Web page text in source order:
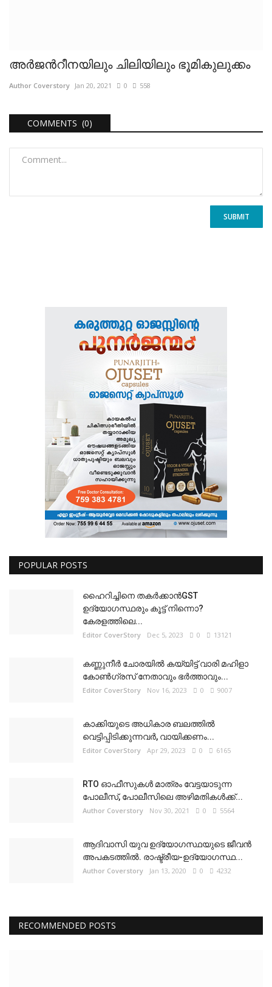
അർജന്‍റീനയിലും ചിലിയിലും ഭൂമികുലുക്കം
Author Coverstory Jan 20, 2021 0 558
COMMENTS (0)
SUBMIT
POPULAR POSTS
ഹൈറിച്ചിനെ തകർക്കാൻGST
ഉദ്യോഗസ്ഥരും കൂട്ട് നിന്നൊ?
കേരളത്തിലെ...
Editor CoverStory Dec 5, 2023 0 13121
കണ്ണുനീർ ചോരയിൽ കയ്യിട്ട് വാരി മഹിളാ
കോൺഗ്രസ് നേതാവും ഭർത്താവും...
Editor CoverStory Nov 16, 2023 0 9007
കാക്കിയുടെ അധികാര ബലത്തിൽ
വെട്ടിപ്പിടിക്കുന്നവർ, വായിക്കണം...
Editor CoverStory Apr 29, 2023 0 6165
RTO ഓഫീസുകൾ മാത്രം വേട്ടയാടുന്ന
പോലീസ്, പോലീസിലെ അഴിമതികൾക്ക്...
Author Coverstory Nov 30, 2021 0 5564
ആദിവാസി യുവ ഉദ്യോഗസ്ഥയുടെ ജീവൻ
അപകടത്തിൽ. രാഷ്ട്രീയ-ഉദ്യോഗസ്ഥ...
Author Coverstory Jan 13, 2020 0 4232
RECOMMENDED POSTS